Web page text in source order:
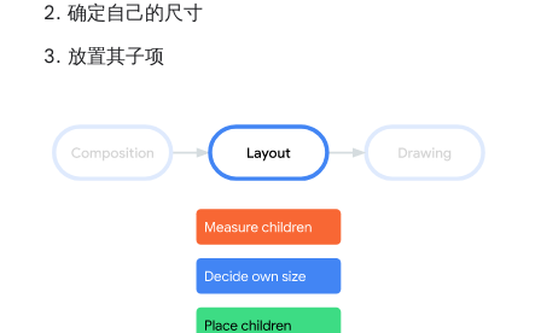
确定自己的尺寸
放置其子项